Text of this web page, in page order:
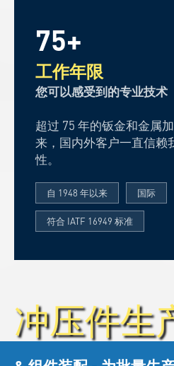
75+
工作年限
您可以感受到的专业技术
超过 75 年的钣金和金属
来，国内外客户一直信赖
性。
自 1948 年以来 国际
符合 IATF 16949 标准
冲压件生